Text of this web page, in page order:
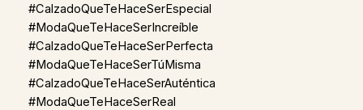
#CalzadoQueTeHaceSerEspecial
#ModaQueTeHaceSerIncreíble
#CalzadoQueTeHaceSerPerfecta
#ModaQueTeHaceSerTúMisma
#CalzadoQueTeHaceSerAuténtica
#ModaQueTeHaceSerReal